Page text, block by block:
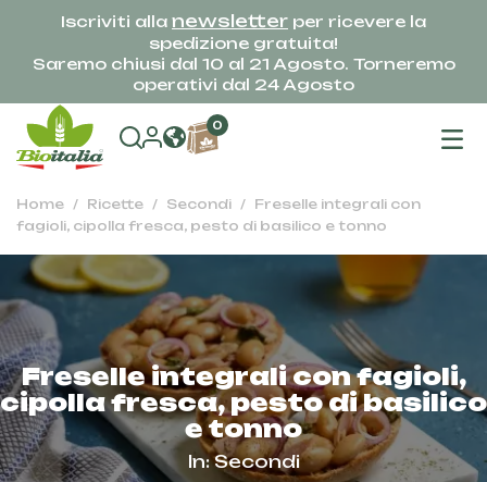
Iscriviti alla newsletter per ricevere la
spedizione gratuita!
Saremo chiusi dal 10 al 21 Agosto. Torneremo
operativi dal 24 Agosto
0
Home Ricette Secondi
Freselle integrali con
fagioli, cipolla fresca, pesto di basilico e tonno
Freselle integrali con fagioli,
cipolla fresca, pesto di basilico
e tonno
In:Secondi